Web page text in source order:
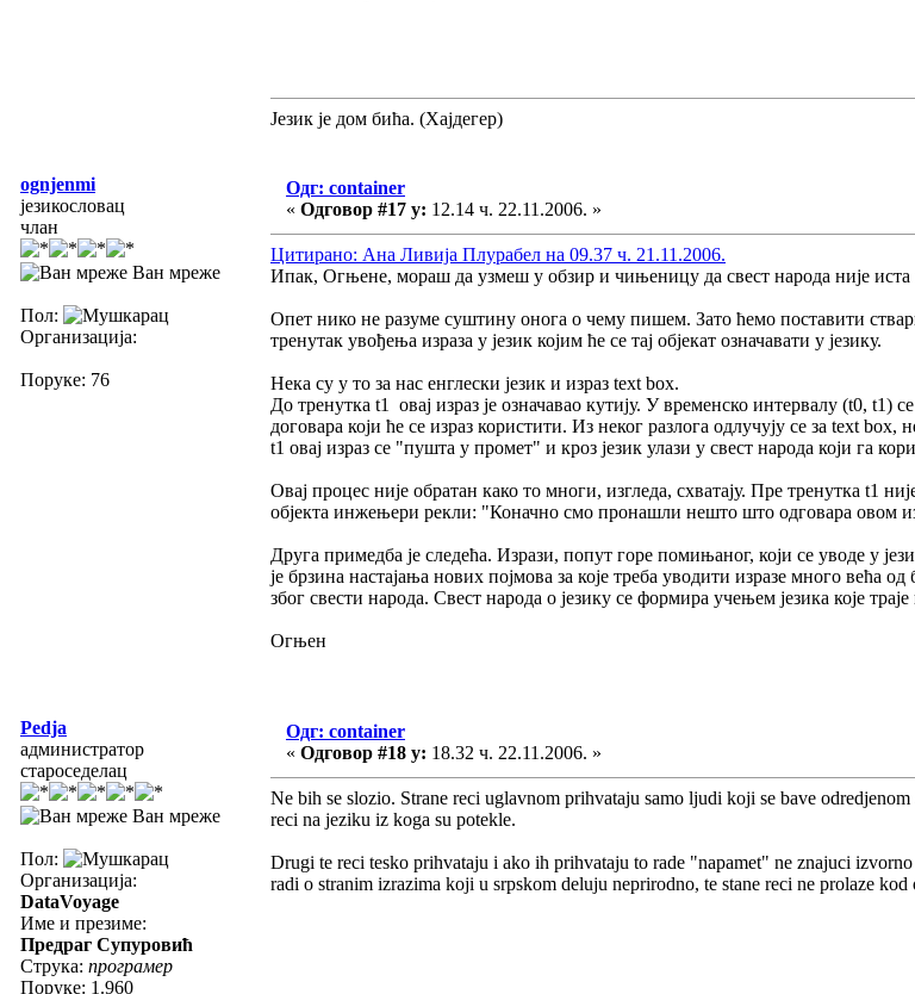
Језик је дом бића. (Хајдегер)
ognjenmi
језикословац
члан
Ван мреже
Пол:
Организација:
Поруке: 76
Одг: container
« Одговор #17 у: 12.14 ч. 22.11.2006. »
Цитирано: Ана Ливија Плурабел на 09.37 ч. 21.11.2006.
Ипак, Огњене, мораш да узмеш у обзир и чињеницу да свест народа није
Опет нико не разуме суштину онога о чему пишем. Зато ћемо поставити
тренутак увођења израза у језик којим ће се тај објекат означавати у језику.
Нека су у то за нас енглески језик и израз text box.
До тренутка t1 овај израз је означавао кутију. У временско интервалу (t0, t1)
договара који ће се израз користити. Из неког разлога одлучују се за text
t1 овај израз се "пушта у промет" и кроз језик улази у свест народа који га
Овај процес није обратан како то многи, изгледа, схватају. Пре тренутка t1
објекта инжењери рекли: "Коначно смо пронашли нешто што одговара овом
Друга примедба је следећа. Изрази, попут горе помињаног, који се уводе у
је брзина настајања нових појмова за које треба уводити изразе много већа
због свести народа. Свест народа о језику се формира учењем језика које
Огњен
Pedja
администратор
староседелац
Ван мреже
Пол:
Организација:
DataVoyage
Име и презиме:
Предраг Супуровић
Струка: програмер
Поруке: 1.960
Одг: container
« Одговор #18 у: 18.32 ч. 22.11.2006. »
Ne bih se slozio. Strane reci uglavnom prihvataju samo ljudi koji se bave
reci na jeziku iz koga su potekle.
Drugi te reci tesko prihvataju i ako ih prihvataju to rade "napamet" ne znajuci
radi o stranim izrazima koji u srpskom deluju neprirodno, te stane reci ne prolaze